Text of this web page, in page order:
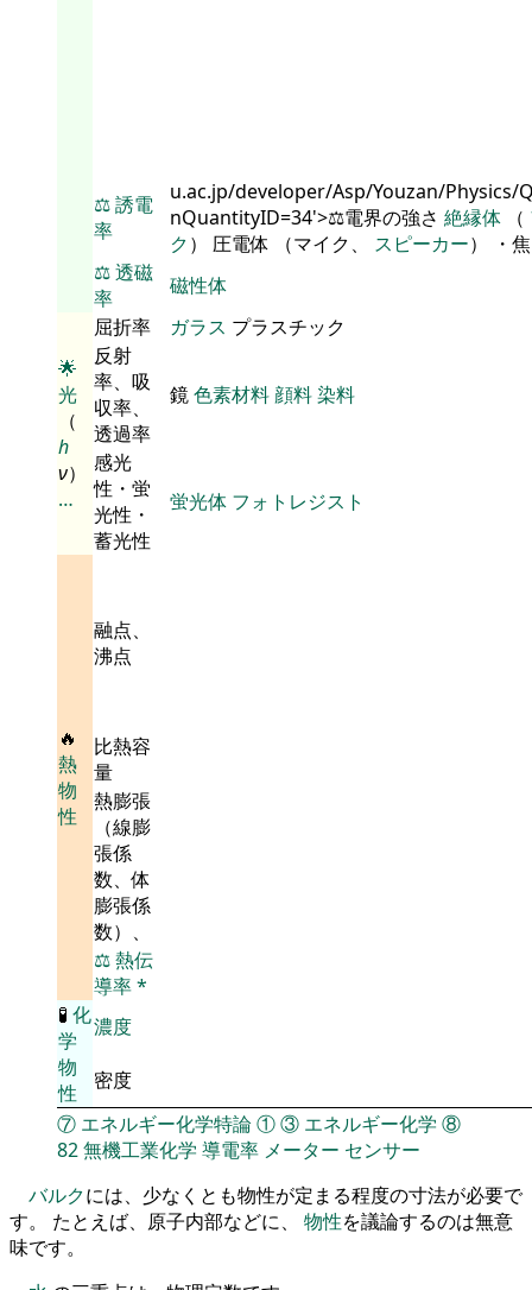
⚖️誘電
率
u.ac.jp/developer/Asp/Youzan/Physics/
nQuantityID=34'>⚖️電界の強さ 絶縁体 （
ク） 圧電体 （マイク、 スピーカー） ・
⚖️透磁
率
磁性体
🌟
光
（
h
ν）
…
屈折率 ガラス プラスチック
反射
率、吸
収率、
透過率
鏡色素材料 顔料染料
感光
性・蛍
光性・
蓄光性
蛍光体 フォトレジスト
🔥
熱
物
性
融点、
沸点
比熱容
量
熱膨張
（線膨
張係
数、体
膨張係
数）、
⚖️熱伝
導率*
🧪 化
学
物
性
濃度
密度
⑦ エネルギー化学特論①③ エネルギー化学 ⑧
82無機工業化学 導電率 メーター センサー
バルクには、少なくとも物性が定まる程度の寸法が必要で
す。 たとえば、原子内部などに、 物性を議論するのは無意
味です。